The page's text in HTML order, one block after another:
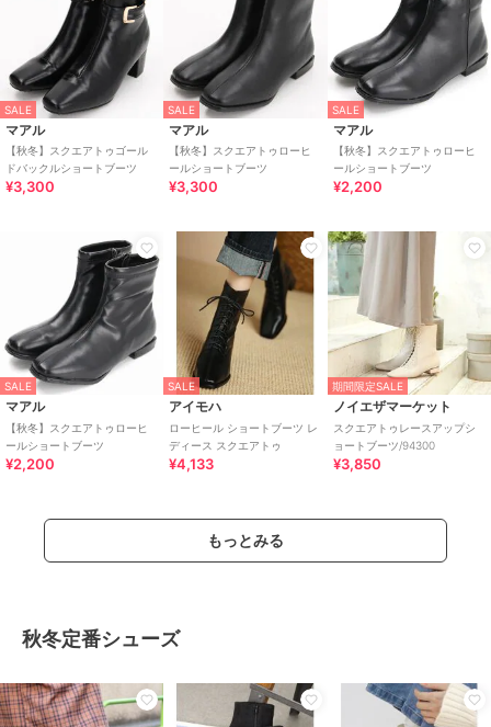
SALE
マアル
【秋冬】スクエアトゥゴール
ドバックルショートブーツ
¥3,300
SALE
マアル
【秋冬】スクエアトゥローヒ
ールショートブーツ
¥3,300
SALE
マアル
【秋冬】スクエアトゥローヒ
ールショートブーツ
¥2,200
SALE
マアル
【秋冬】スクエアトゥローヒ
ールショートブーツ
¥2,200
SALE
アイモハ
ローヒール ショートブーツ レ
ディース スクエアトゥ
¥4,133
期間限定SALE
ノイエザマーケット
スクエアトゥレースアップシ
ョートブーツ/94300
¥3,850
もっとみる
秋冬定番シューズ